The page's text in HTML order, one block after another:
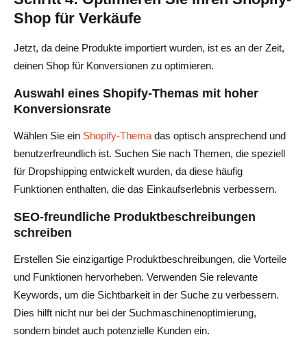
Shop für Verkäufe
Jetzt, da deine Produkte importiert wurden, ist es an der Zeit,
deinen Shop für Konversionen zu optimieren.
Auswahl eines Shopify-Themas mit hoher
Konversionsrate
Wählen Sie ein Shopify-Thema das optisch ansprechend und
benutzerfreundlich ist. Suchen Sie nach Themen, die speziell
für Dropshipping entwickelt wurden, da diese häufig
Funktionen enthalten, die das Einkaufserlebnis verbessern.
SEO-freundliche Produktbeschreibungen
schreiben
Erstellen Sie einzigartige Produktbeschreibungen, die Vorteile
und Funktionen hervorheben. Verwenden Sie relevante
Keywords, um die Sichtbarkeit in der Suche zu verbessern.
Dies hilft nicht nur bei der Suchmaschinenoptimierung,
sondern bindet auch potenzielle Kunden ein.